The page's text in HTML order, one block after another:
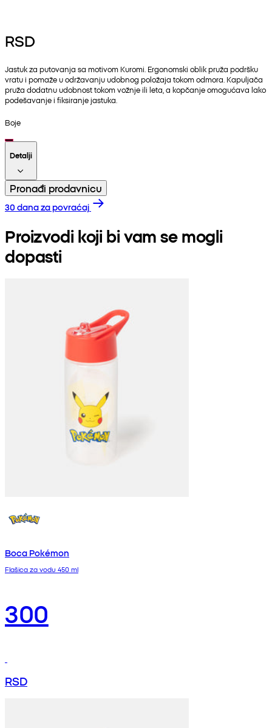
RSD
Jastuk za putovanja sa motivom Kuromi. Ergonomski oblik pruža podršku
vratu i pomaže u održavanju udobnog položaja tokom odmora. Kapuljača
pruža dodatnu udobnost tokom vožnje ili leta, a kopčanje omogućava lako
podešavanje i fiksiranje jastuka.
Boje
Detalji
Pronađi prodavnicu
30 dana za povraćaj
Proizvodi koji bi vam se mogli
dopasti
Boca Pokémon
Flašica za vodu 450 ml
300
RSD